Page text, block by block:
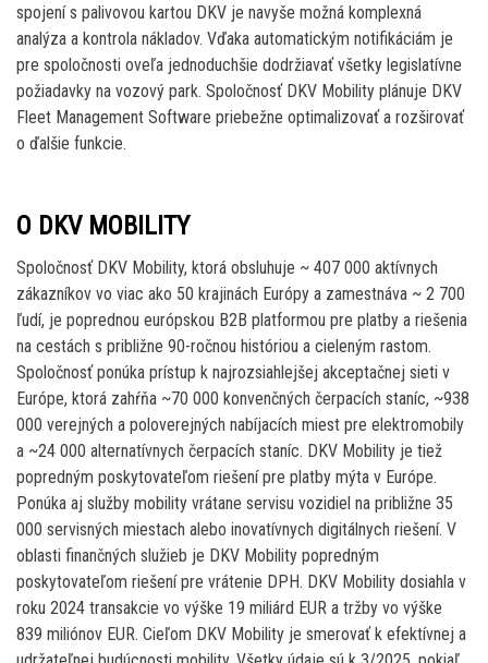
spojení s palivovou kartou DKV je navyše možná komplexná
analýza a kontrola nákladov. Vďaka automatickým notifikáciám je
pre spoločnosti oveľa jednoduchšie dodržiavať všetky legislatívne
požiadavky na vozový park. Spoločnosť DKV Mobility plánuje DKV
Fleet Management Software priebežne optimalizovať a rozširovať
o ďalšie funkcie.
O DKV MOBILITY
Spoločnosť DKV Mobility, ktorá obsluhuje ~ 407 000 aktívnych
zákazníkov vo viac ako 50 krajinách Európy a zamestnáva ~ 2 700
ľudí, je poprednou európskou B2B platformou pre platby a riešenia
na cestách s približne 90-ročnou históriou a cieleným rastom.
Spoločnosť ponúka prístup k najrozsiahlejšej akceptačnej sieti v
Európe, ktorá zahŕňa ~70 000 konvenčných čerpacích staníc, ~938
000 verejných a poloverejných nabíjacích miest pre elektromobily
a ~24 000 alternatívnych čerpacích staníc. DKV Mobility je tiež
popredným poskytovateľom riešení pre platby mýta v Európe.
Ponúka aj služby mobility vrátane servisu vozidiel na približne 35
000 servisných miestach alebo inovatívnych digitálnych riešení. V
oblasti finančných služieb je DKV Mobility popredným
poskytovateľom riešení pre vrátenie DPH. DKV Mobility dosiahla v
roku 2024 transakcie vo výške 19 miliárd EUR a tržby vo výške
839 miliónov EUR. Cieľom DKV Mobility je smerovať k efektívnej a